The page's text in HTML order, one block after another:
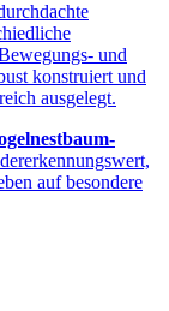
und
konstruiert und
ausgelegt.
auf besondere